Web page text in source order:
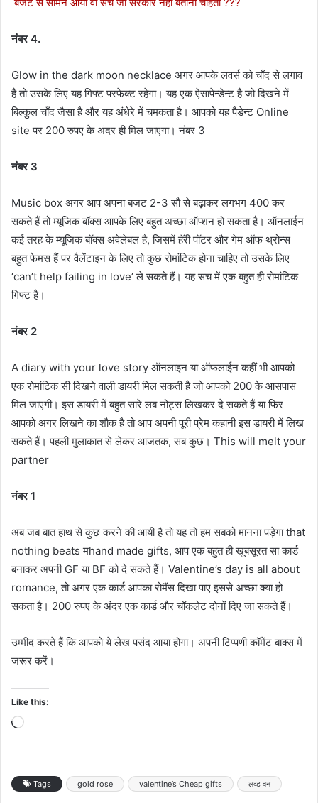
नंबर 4.
Glow in the dark moon necklace अगर आपके लवर्स को चाँद से लगाव
है तो उसके लिए यह गिफ्ट परफेक्ट रहेगा। यह एक ऐसापेन्डेन्ट है जो दिखने में
बिल्कुल चाँद जैसा है और यह अंधेरे में चमकता है। आपको यह पैडेन्ट Online
site पर 200 रुपए के अंदर ही मिल जाएगा। नंबर 3
नंबर 3
Music box अगर आप अपना बजट 2-3 सौ से बढ़ाकर लगभग 400 कर
सकते हैं तो म्यूजिक बॉक्स आपके लिए बहुत अच्छा ऑप्शन हो सकता है। ऑनलाईन
कई तरह के म्यूजिक बॉक्स अवेलेबल है, जिसमें हॅरी पॉटर और गेम ऑफ थ्रोन्स
बहुत फेमस हैं पर वैलेंटाइन के लिए तो कुछ रोमांटिक होना चाहिए तो उसके लिए
‘can’t help failing in love’ ले सकते हैं। यह सच में एक बहुत ही रोमांटिक
गिफ्ट है।
नंबर 2
A diary with your love story ऑनलाइन या ऑफलाईन कहीं भी आपको
एक रोमांटिक सी दिखने वाली डायरी मिल सकती है जो आपको 200 के आसपास
मिल जाएगी। इस डायरी में बहुत सारे लब नोट्स लिखकर दे सकते हैं या फिर
आपको अगर लिखने का शौक है तो आप अपनी पूरी प्रेम कहानी इस डायरी में लिख
सकते हैं। पहली मुलाकात से लेकर आजतक, सब कुछ। This will melt your
partner
नंबर 1
अब जब बात हाथ से कुछ करने की आयी है तो यह तो हम सबको मानना पड़ेगा that
nothing beats मhand made gifts, आप एक बहुत ही खूबसूरत सा कार्ड
बनाकर अपनी GF या BF को दे सकते हैं। Valentine’s day is all about
romance, तो अगर एक कार्ड आपका रोमैंस दिखा पाए इससे अच्छा क्या हो
सकता है। 200 रुपए के अंदर एक कार्ड और चॉकलेट दोनों दिए जा सकते हैं।
उम्मीद करते हैं कि आपको ये लेख पसंद आया होगा। अपनी टिप्पणी कॉमेंट बाक्स में
जरूर करें।
Like this:
Loading…
Tags gold rose valentine’s Cheap gifts लव्ड वन